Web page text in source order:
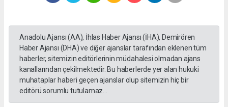
Anadolu Ajansı (AA), İhlas Haber Ajansı (İHA), Demirören
Haber Ajansı (DHA) ve diğer ajanslar tarafından eklenen tüm
haberler, sitemizin editörlerinin müdahalesi olmadan ajans
kanallarından çekilmektedir. Bu haberlerde yer alan hukuki
muhataplar haberi geçen ajanslar olup sitemizin hiç bir
editörü sorumlu tutulamaz...